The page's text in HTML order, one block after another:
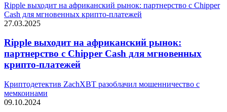
Ripple выходит на африканский рынок: партнерство с Chipper
Cash для мгновенных крипто-платежей
27.03.2025
Ripple выходит на африканский рынок:
партнерство с Chipper Cash для мгновенных
крипто-платежей
Криптодетектив ZachXBT разоблачил мошенничество с
мемкоинами
09.10.2024